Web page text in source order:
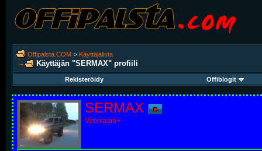
Offipalsta.COM > Käyttäjälista
Käyttäjän "SERMAX" profiili
Rekisteröidy
Offiblogit
SERMAX
Veteraani+